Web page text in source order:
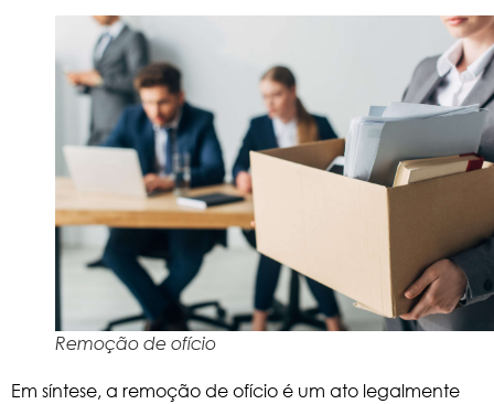
Remoção de ofício
Em síntese, a remoção de ofício é um ato legalmente